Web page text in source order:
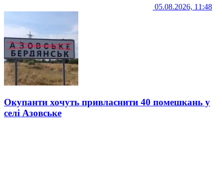
05.08.2026, 11:48
Окупанти хочуть привласнити 40 помешкань у
селі Азовське